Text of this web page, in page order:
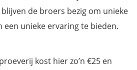
de broers bezig om unieke
een unieke ervaring te bieden.
kost hier zo’n €25 en